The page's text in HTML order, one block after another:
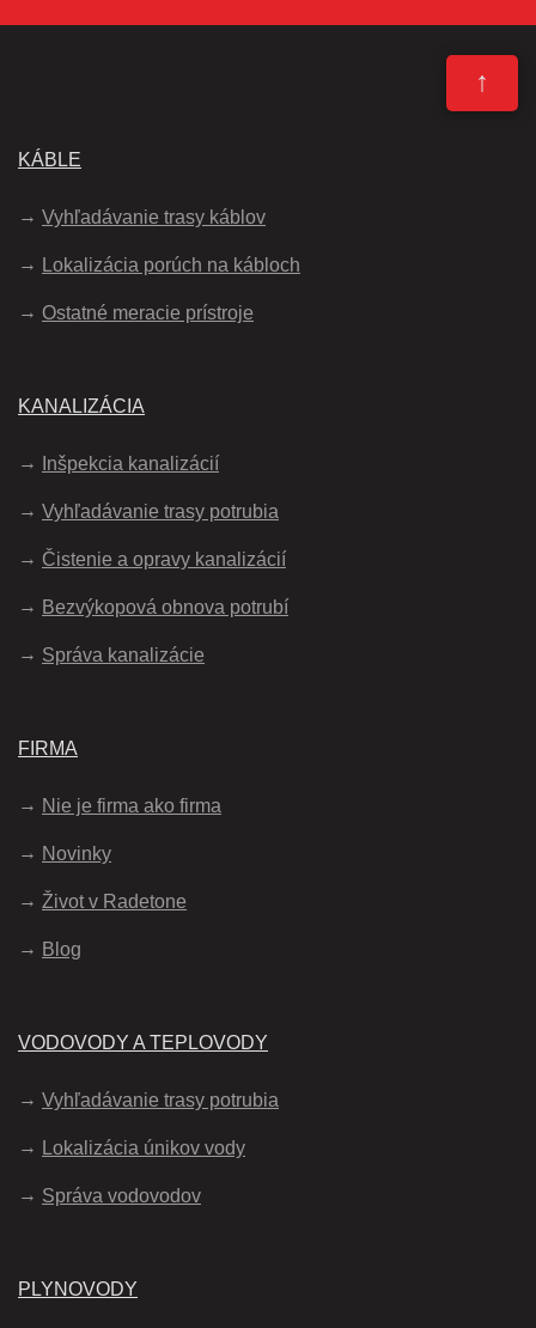
↑
KÁBLE
Vyhľadávanie trasy káblov
Lokalizácia porúch na kábloch
Ostatné meracie prístroje
KANALIZÁCIA
Inšpekcia kanalizácií
Vyhľadávanie trasy potrubia
Čistenie a opravy kanalizácií
Bezvýkopová obnova potrubí
Správa kanalizácie
FIRMA
Nie je firma ako firma
Novinky
Život v Radetone
Blog
VODOVODY A TEPLOVODY
Vyhľadávanie trasy potrubia
Lokalizácia únikov vody
Správa vodovodov
PLYNOVODY